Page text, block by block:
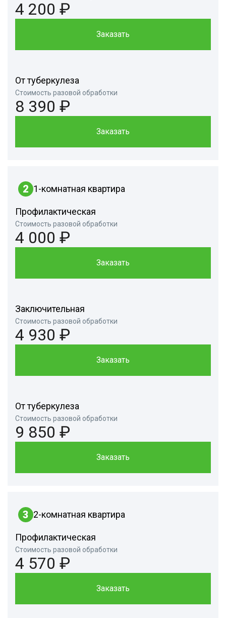
4 200 ₽
Заказать
От туберкулеза
Стоимость разовой обработки
8 390 ₽
Заказать
2 1-комнатная квартира
Профилактическая
Стоимость разовой обработки
4 000 ₽
Заказать
Заключительная
Стоимость разовой обработки
4 930 ₽
Заказать
От туберкулеза
Стоимость разовой обработки
9 850 ₽
Заказать
3 2-комнатная квартира
Профилактическая
Стоимость разовой обработки
4 570 ₽
Заказать